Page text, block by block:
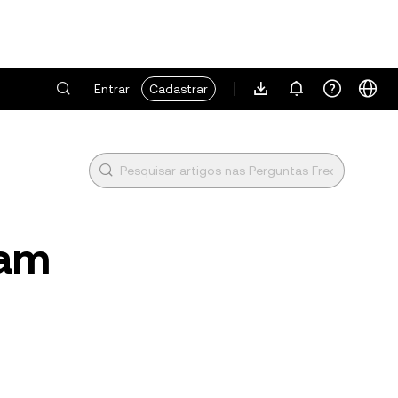
Entrar Cadastrar